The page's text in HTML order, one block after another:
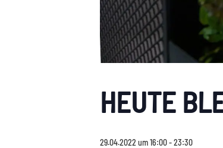
HEUTE
29.04.2022 um 16:00-23:30